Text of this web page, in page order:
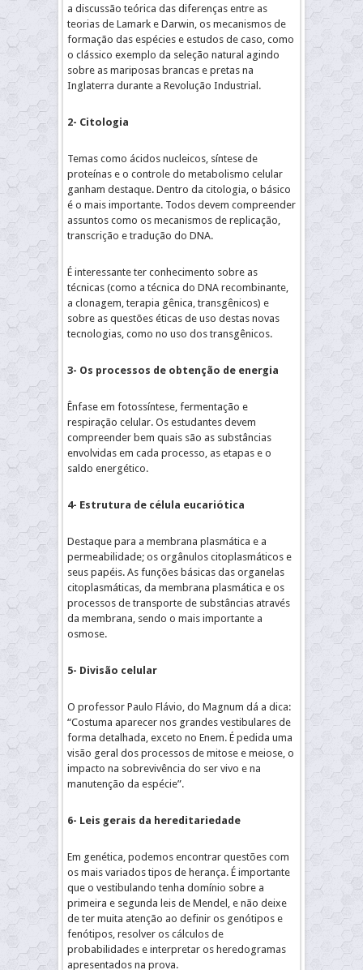
a discussão teórica das diferenças entre as
teorias de Lamark e Darwin, os mecanismos de
formação das espécies e estudos de caso, como
o clássico exemplo da seleção natural agindo
sobre as mariposas brancas e pretas na
Inglaterra durante a Revolução Industrial.
2- Citologia
Temas como ácidos nucleicos, síntese de
proteínas e o controle do metabolismo celular
ganham destaque. Dentro da citologia, o básico
é o mais importante. Todos devem compreender
assuntos como os mecanismos de replicação,
transcrição e tradução do DNA.
É interessante ter conhecimento sobre as
técnicas (como a técnica do DNA recombinante,
a clonagem, terapia gênica, transgênicos) e
sobre as questões éticas de uso destas novas
tecnologias, como no uso dos transgênicos.
3- Os processos de obtenção de energia
Ênfase em fotossíntese, fermentação e
respiração celular. Os estudantes devem
compreender bem quais são as substâncias
envolvidas em cada processo, as etapas e o
saldo energético.
4- Estrutura de célula eucariótica
Destaque para a membrana plasmática e a
permeabilidade; os orgânulos citoplasmáticos e
seus papéis. As funções básicas das organelas
citoplasmáticas, da membrana plasmática e os
processos de transporte de substâncias através
da membrana, sendo o mais importante a
osmose.
5- Divisão celular
O professor Paulo Flávio, do Magnum dá a dica:
“Costuma aparecer nos grandes vestibulares de
forma detalhada, exceto no Enem. É pedida uma
visão geral dos processos de mitose e meiose, o
impacto na sobrevivência do ser vivo e na
manutenção da espécie”.
6- Leis gerais da hereditariedade
Em genética, podemos encontrar questões com
os mais variados tipos de herança. É importante
que o vestibulando tenha domínio sobre a
primeira e segunda leis de Mendel, e não deixe
de ter muita atenção ao definir os genótipos e
fenótipos, resolver os cálculos de
probabilidades e interpretar os heredogramas
apresentados na prova.